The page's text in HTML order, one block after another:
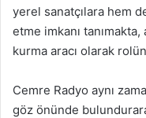
yerel sanatçılara hem
etme imkanı
kurma aracı olarak
Cemre Radyo aynı
göz önünde